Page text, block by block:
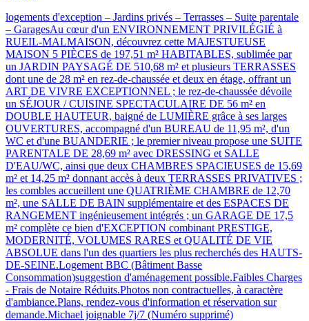
logements d'exception – Jardins privés – Terrasses – Suite parentale
– GaragesAu cœur d'un ENVIRONNEMENT PRIVILÉGIÉ à
RUEIL-MALMAISON, découvrez cette MAJESTUEUSE
MAISON 5 PIÈCES de 197,51 m² HABITABLES, sublimée par
un JARDIN PAYSAGÉ DE 510,68 m² et plusieurs TERRASSES
dont une de 28 m² en rez-de-chaussée et deux en étage, offrant un
ART DE VIVRE EXCEPTIONNEL ; le rez-de-chaussée dévoile
un SÉJOUR / CUISINE SPECTACULAIRE DE 56 m² en
DOUBLE HAUTEUR, baigné de LUMIÈRE grâce à ses larges
OUVERTURES, accompagné d'un BUREAU de 11,95 m², d'un
WC et d'une BUANDERIE ; le premier niveau propose une SUITE
PARENTALE DE 28,69 m² avec DRESSING et SALLE
D'EAU/WC, ainsi que deux CHAMBRES SPACIEUSES de 15,69
m² et 14,25 m² donnant accès à deux TERRASSES PRIVATIVES ;
les combles accueillent une QUATRIÈME CHAMBRE de 12,70
m², une SALLE DE BAIN supplémentaire et des ESPACES DE
RANGEMENT ingénieusement intégrés ; un GARAGE DE 17,5
m² complète ce bien d'EXCEPTION combinant PRESTIGE,
MODERNITÉ, VOLUMES RARES et QUALITÉ DE VIE
ABSOLUE dans l'un des quartiers les plus recherchés des HAUTS-
DE-SEINE.Logement BBC (Bâtiment Basse
Consommation)suggestion d'aménagement possible.Faibles Charges
- Frais de Notaire Réduits.Photos non contractuelles, à caractère
d'ambiance.Plans, rendez-vous d'information et réservation sur
demande.Michael joignable 7j/7 (Numéro supprimé)